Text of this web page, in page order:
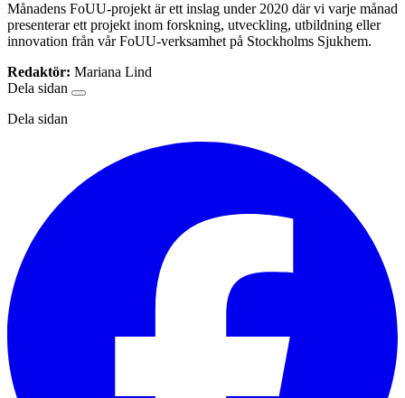
Månadens FoUU-projekt är ett inslag under 2020 där vi varje månad
presenterar ett projekt inom forskning, utveckling, utbildning eller
innovation från vår FoUU-verksamhet på Stockholms Sjukhem.
Redaktör: Mariana Lind
Dela sidan
Dela sidan